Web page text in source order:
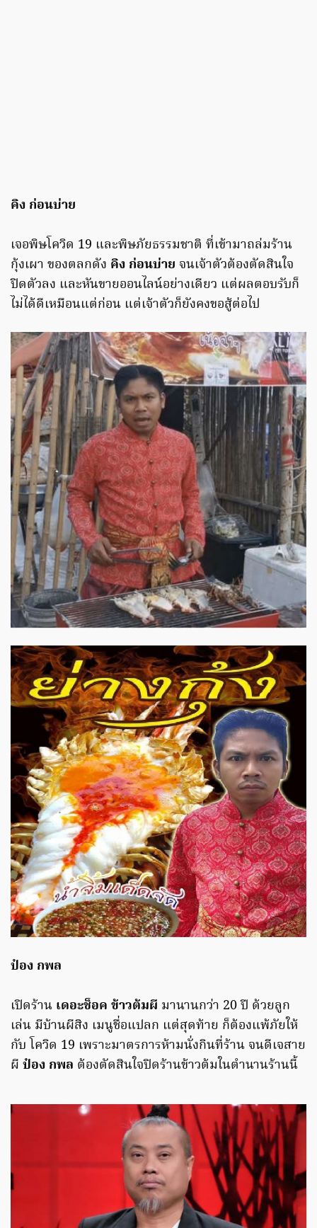
คิง ก่อนบ่าย
เจอพิษโควิด 19 และพิษภัยธรรมชาติ ที่เข้ามาถล่มร้าน
กุ้งเผา ของตลกดัง คิง ก่อนบ่าย จนเจ้าตัวต้องตัดสินใจ
ปิดตัวลง และหันขายออนไลน์อย่างเดียว แต่ผลตอบรับก็
ไม่ได้ดีเหมือนแต่ก่อน แต่เจ้าตัวก็ยังคงขอสู้ต่อไป
ป๋อง กพล
เปิดร้าน เดอะช็อค ข้าวต้มผี มานานกว่า 20 ปี ด้วยลูก
เล่น มีบ้านผีสิง เมนูชื่อแปลก แต่สุดท้าย ก็ต้องแพ้ภัยให้
กับ โควิด 19 เพราะมาตรการห้ามนั่งกินที่ร้าน จนดีเจสาย
ผี ป๋อง กพล ต้องตัดสินใจปิดร้านข้าวต้มในตำนานร้านนี้